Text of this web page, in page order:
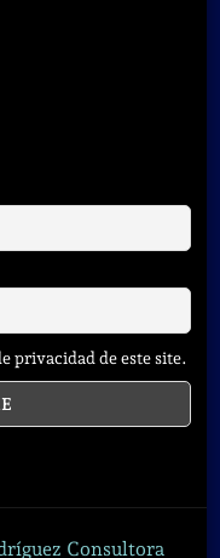
privacidad de este site.
Consultora